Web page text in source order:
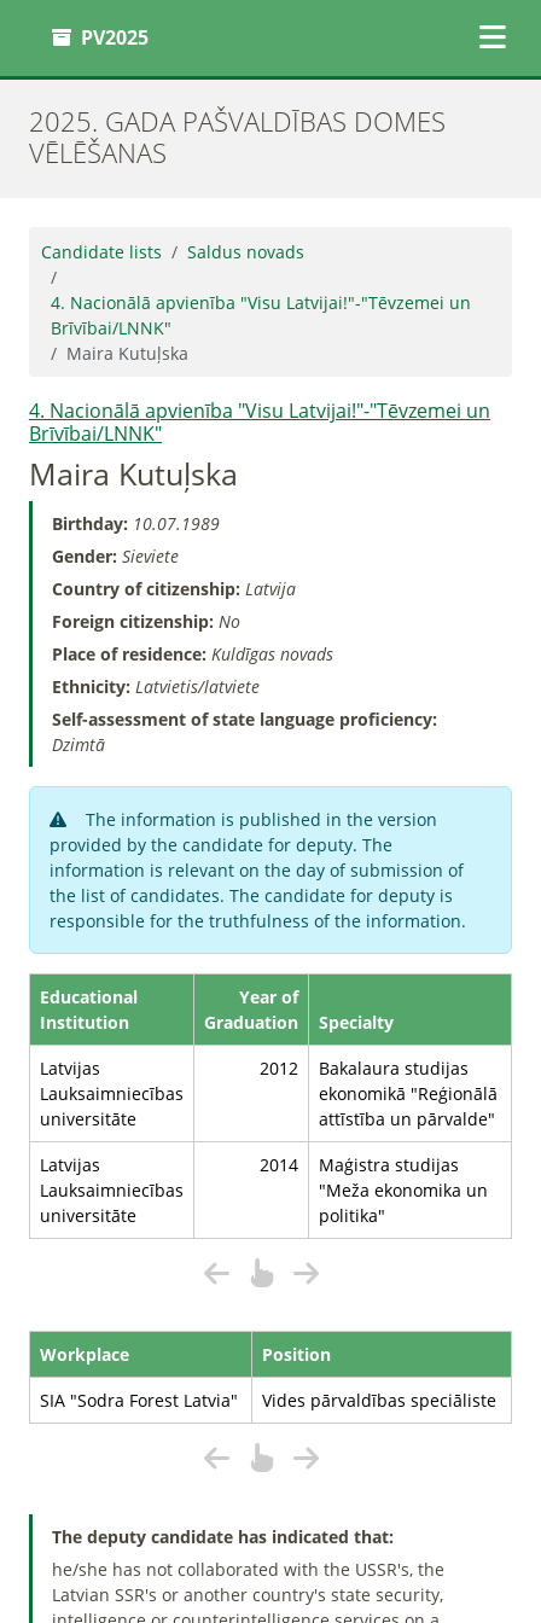
PV2025
2025. GADA PAŠVALDĪBAS DOMES
VĒLĒŠANAS
Candidate lists Saldus novads
4. Nacionālā apvienība "Visu Latvijai!"-"Tēvzemei un
Brīvībai/LNNK"
Maira Kutuļska
4. Nacionālā apvienība "Visu Latvijai!"-"Tēvzemei un
Brīvībai/LNNK"
Maira Kutuļska
Birthday: 10.07.1989
Gender: Sieviete
Country of citizenship: Latvija
Foreign citizenship: No
Place of residence: Kuldīgas novads
Ethnicity: Latvietis/latviete
Self-assessment of state language proficiency:
Dzimtā
The information is published in the version
provided by the candidate for deputy. The
information is relevant on the day of submission of
the list of candidates. The candidate for deputy is
responsible for the truthfulness of the information.
Educational
Institution
Year of
Graduation
Specialty
Latvijas
Lauksaimniecības
universitāte
2012
Bakalaura studijas
ekonomikā "Reģionālā
attīstība un pārvalde"
Latvijas
Lauksaimniecības
universitāte
2014
Maģistra studijas
"Meža ekonomika un
politika"
Workplace
Position
SIA "Sodra Forest Latvia"
Vides pārvaldības speciāliste
The deputy candidate has indicated that:
he/she has not collaborated with the USSR's, the
Latvian SSR's or another country's state security,